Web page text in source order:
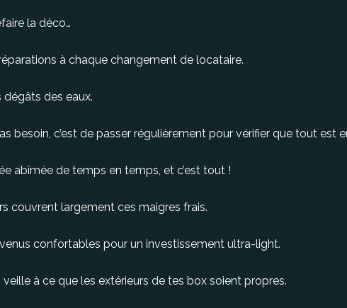
la déco…
à chaque changement de locataire.
dégâts des eaux.
besoin, c’est de passer régulièrement pour vérifier que tout est
abîmée de temps en temps, et c’est tout !
couvrent largement ces maigres frais.
confortables pour un investissement ultra-light.
veille à ce que les extérieurs de tes box soient propres.